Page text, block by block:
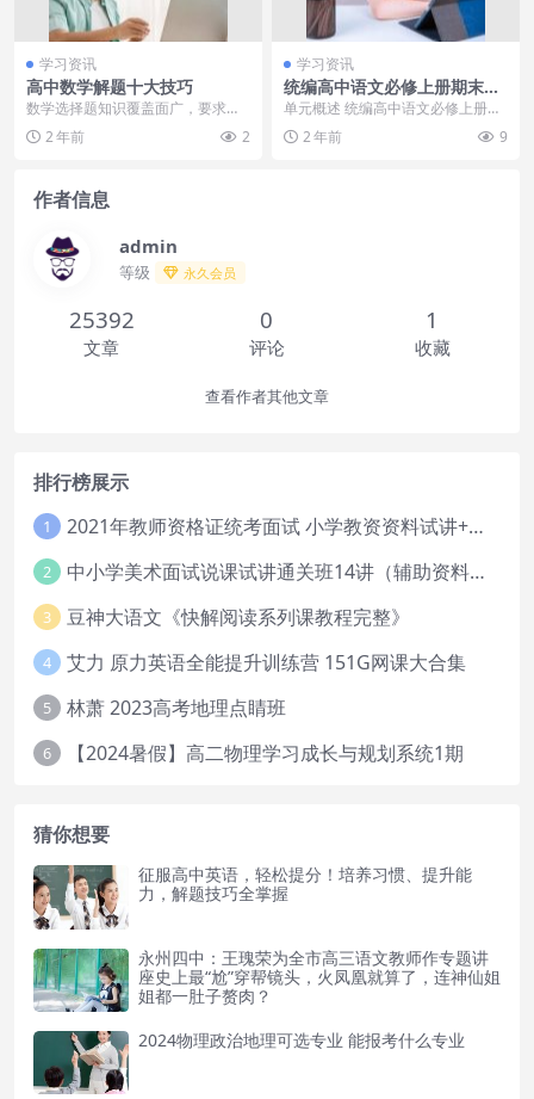
学习资讯
高中数学解题十大技巧
数学选择题知识覆盖面广，要求解
题熟练、灵活、快速、准确。现总
结了以下十个选择题的...
2 年前 2
学习资讯
统编高中语文必修上册期末复
习要点与复习指导：第一单元
年纪越大越要管住嘴，少吃3
类，多吃2类，懂得忌口，早
单元概述 统编高中语文必修上册第
一单元以青春为主题，通过诗歌、
散文等文学作品，展...
2 年前 9
作者信息
admin
等级 永久会员
25392
文章
0
评论
1
收藏
查看作者其他文章
排行榜展示
1 2021年教师资格证统考面试 小学教资资料试讲+答辩
2 中小学美术面试说课试讲通关班14讲（辅助资料第一套）
3 豆神大语文《快解阅读系列课教程完整》
4 艾力 原力英语全能提升训练营 151G网课大合集
5 林萧 2023高考地理点睛班
6 【2024暑假】高二物理学习成长与规划系统1期
猜你想要
征服高中英语，轻松提分！培养习惯、提升能
力，解题技巧全掌握
永州四中：王瑰荣为全市高三语文教师作专题讲
座史上最“尬”穿帮镜头，火凤凰就算了，连神仙姐
姐都一肚子赘肉？
2024物理政治地理可选专业 能报考什么专业